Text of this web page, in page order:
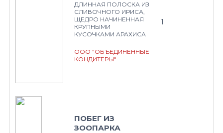
ДЛИННАЯ ПОЛОСКА ИЗ
СЛИВОЧНОГО ИРИСА,
ЩЕДРО НАЧИНЕННАЯ
КРУПНЫМИ
КУСОЧКАМИ АРАХИСА
ООО "ОБЪЕДИНЕННЫЕ
КОНДИТЕРЫ"
1
ПОБЕГ ИЗ
ЗООПАРКА